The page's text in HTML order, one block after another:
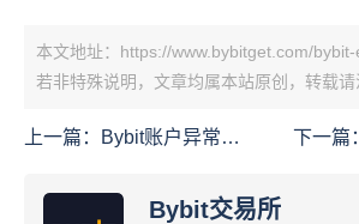
本文地址：https://www.bybitget.com/
若非特殊说明，文章均属本站原创，转载请
上一篇：
Bybit账户异常怎
下一篇：
Bybit交易所